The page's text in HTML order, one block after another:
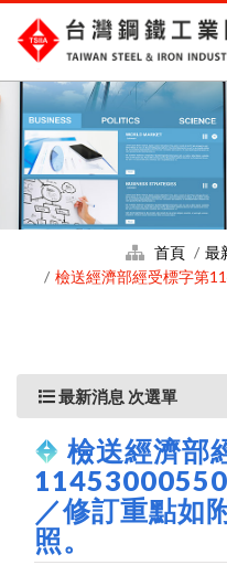
首頁 最
檢送經濟部經受標字第
最新消息 次選單
檢送經濟部
／修訂重點
照。